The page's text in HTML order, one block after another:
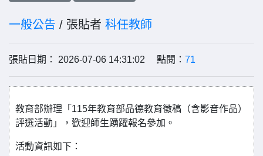
一般公告 / 張貼者 科任教師
張貼日期： 2026-07-06 14:31:02 點閱： 71
教育部辦理「115年教育部品德教育徵稿（含影音作品）
評選活動」，歡迎師生踴躍報名參加。
活動資訊如下：